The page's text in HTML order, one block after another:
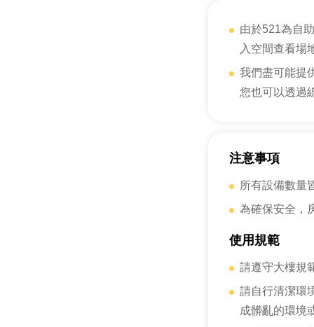
由於521為自
入空間查看場
我們盡可能提
您也可以透過
注意事項
所有設備數量
為確保安全，
使用規範
請遵守大樓規
請自行清潔環
成髒亂的環境